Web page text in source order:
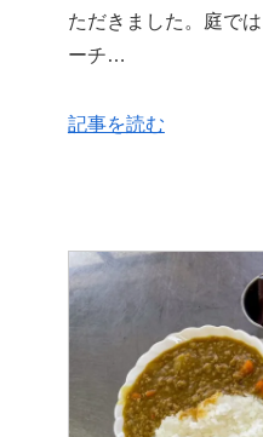
ただきました。庭で
ーチ…
記事を読む